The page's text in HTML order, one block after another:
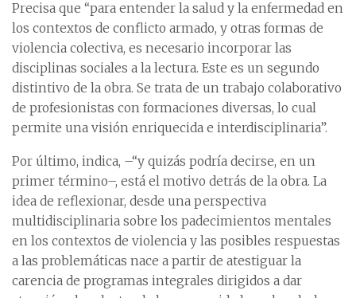
Precisa que “para entender la salud y la enfermedad en
los contextos de conflicto armado, y otras formas de
violencia colectiva, es necesario incorporar las
disciplinas sociales a la lectura. Este es un segundo
distintivo de la obra. Se trata de un trabajo colaborativo
de profesionistas con formaciones diversas, lo cual
permite una visión enriquecida e interdisciplinaria”.
Por último, indica, –“y quizás podría decirse, en un
primer término–, está el motivo detrás de la obra. La
idea de reflexionar, desde una perspectiva
multidisciplinaria sobre los padecimientos mentales
en los contextos de violencia y las posibles respuestas
a las problemáticas nace a partir de atestiguar la
carencia de programas integrales dirigidos a dar